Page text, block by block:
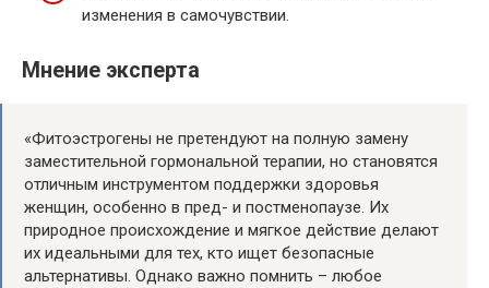
изменения в самочувствии.
Мнение эксперта
«Фитоэстрогены не претендуют на полную замену
заместительной гормональной терапии, но становятся
отличным инструментом поддержки здоровья
женщин, особенно в пред- и постменопаузе. Их
природное происхождение и мягкое действие делают
их идеальными для тех, кто ищет безопасные
альтернативы. Однако важно помнить – любое